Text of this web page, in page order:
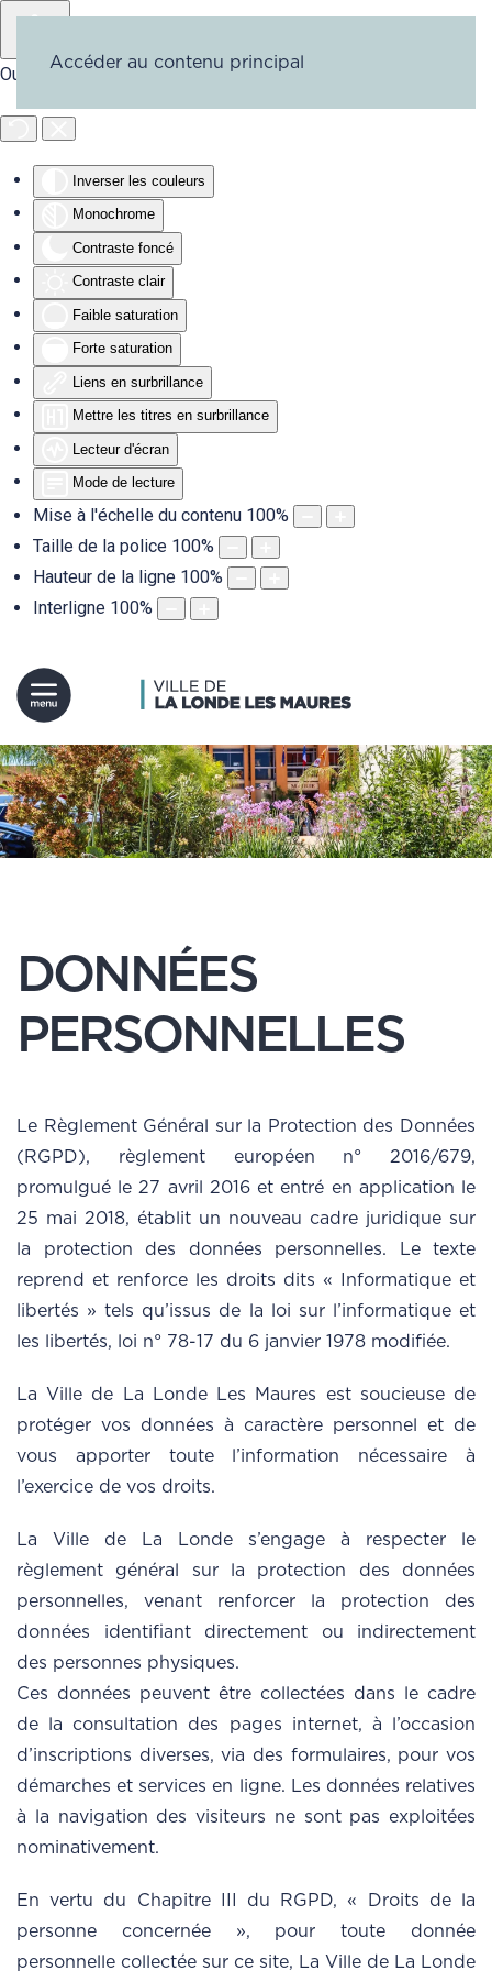
Outils d'accessibilité
Inverser les couleurs
Monochrome
Contraste foncé
Contraste clair
Faible saturation
Forte saturation
Liens en surbrillance
Mettre les titres en surbrillance
Lecteur d'écran
Mode de lecture
Mise à l'échelle du contenu 100%
Taille de la police 100%
Hauteur de la ligne 100%
Interligne 100%
Accéder au contenu principal
DONNÉES
PERSONNELLES
Le Règlement Général sur la Protection des Données
(RGPD), règlement européen n° 2016/679,
promulgué le 27 avril 2016 et entré en application le
25 mai 2018, établit un nouveau cadre juridique sur
la protection des données personnelles. Le texte
reprend et renforce les droits dits « Informatique et
libertés » tels qu’issus de la loi sur l’informatique et
les libertés, loi n° 78-17 du 6 janvier 1978 modifiée.
La Ville de La Londe Les Maures est soucieuse de
protéger vos données à caractère personnel et de
vous apporter toute l’information nécessaire à
l’exercice de vos droits.
La Ville de La Londe s’engage à respecter le
règlement général sur la protection des données
personnelles, venant renforcer la protection des
données identifiant directement ou indirectement
des personnes physiques.
Ces données peuvent être collectées dans le cadre
de la consultation des pages internet, à l’occasion
d’inscriptions diverses, via des formulaires, pour vos
démarches et services en ligne. Les données relatives
à la navigation des visiteurs ne sont pas exploitées
nominativement.
En vertu du Chapitre III du RGPD, « Droits de la
personne concernée », pour toute donnée
personnelle collectée sur ce site, La Ville de La Londe